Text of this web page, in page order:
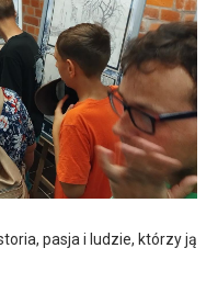
pasja i ludzie, którzy ją